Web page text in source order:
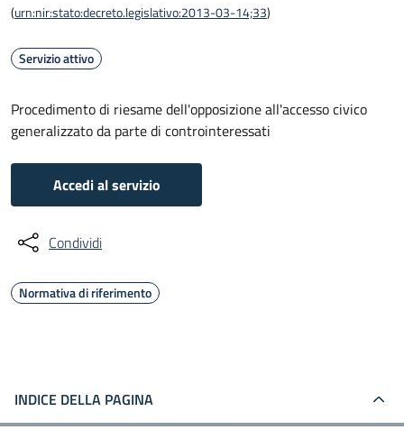
(urn:nir:stato:decreto.legislativo:2013-03-14;33)
Servizio attivo
Procedimento di riesame dell'opposizione all'accesso civico
generalizzato da parte di controinteressati
Accedi al servizio
Condividi
Normativa di riferimento
INDICE DELLA PAGINA